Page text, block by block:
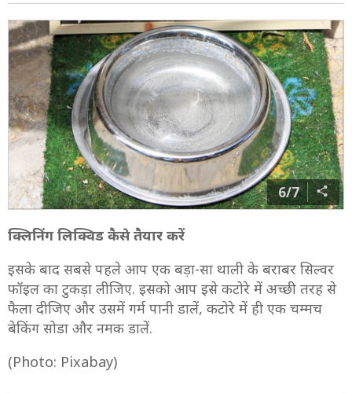
6/7
क्लिनिंग लिक्विड कैसे तैयार करें
इसके बाद सबसे पहले आप एक बड़ा-सा थाली के बराबर सिल्वर
फॉइल का टुकड़ा लीजिए. इसको आप इसे कटोरे में अच्छी तरह से
फैला दीजिए और उसमें गर्म पानी डालें, कटोरे में ही एक चम्मच
बेकिंग सोडा और नमक डालें.
(Photo: Pixabay)